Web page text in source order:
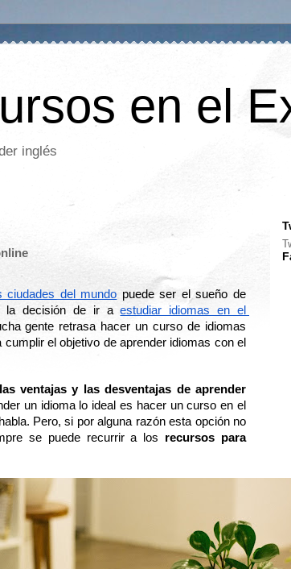
en el
inglés
ciudades del mundo puede ser el sueño de
la decisión de ir a estudiar idiomas en el
gente retrasa hacer un curso de idiomas
el objetivo de aprender idiomas con el
las ventajas y las desventajas de aprender
un idioma lo ideal es hacer un curso en el
Pero, si por alguna razón esta opción no
se puede recurrir a los recursos para